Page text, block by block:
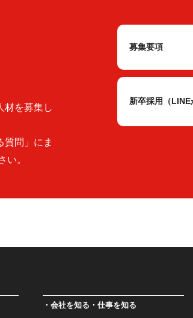
材を募集し
質問」にま
い。
募集要項
新卒採用（LINE
会社を知る・仕事を知る